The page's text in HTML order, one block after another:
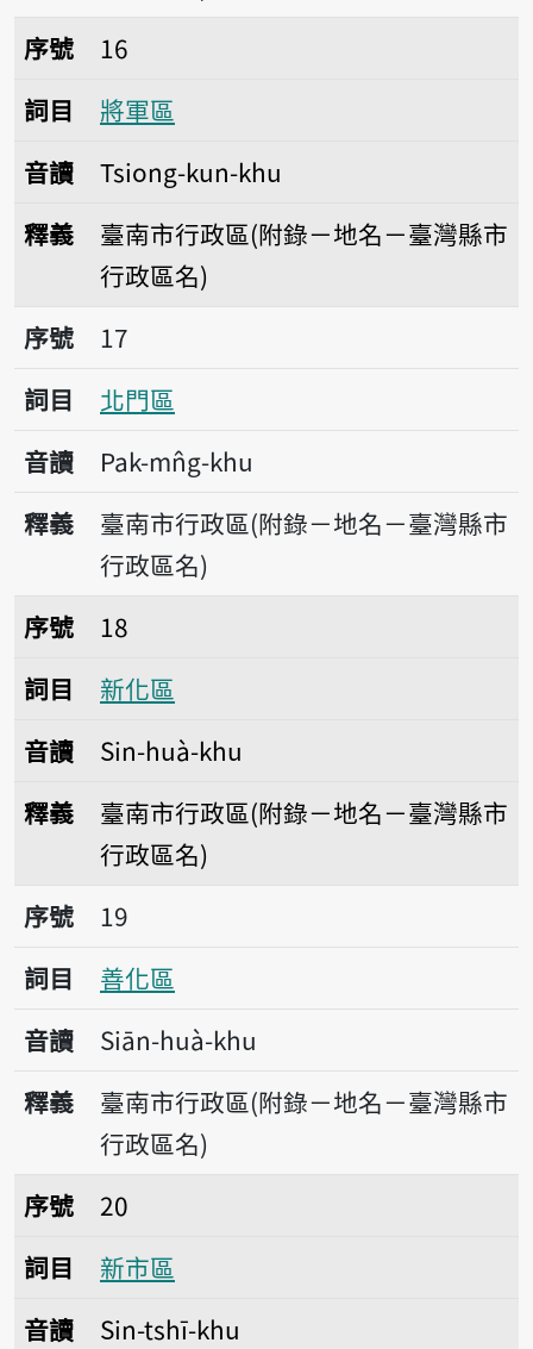
序號16將軍區
序號
16
詞目
將軍區
音讀
Tsiong-kun-khu
釋義
臺南市行政區(附錄－地名－臺灣縣市
行政區名)
序號17北門區
序號
17
詞目
北門區
音讀
Pak-mn̂g-khu
釋義
臺南市行政區(附錄－地名－臺灣縣市
行政區名)
序號18新化區
序號
18
詞目
新化區
音讀
Sin-huà-khu
釋義
臺南市行政區(附錄－地名－臺灣縣市
行政區名)
序號19善化區
序號
19
詞目
善化區
音讀
Siān-huà-khu
釋義
臺南市行政區(附錄－地名－臺灣縣市
行政區名)
序號20新市區
序號
20
詞目
新市區
音讀
Sin-tshī-khu